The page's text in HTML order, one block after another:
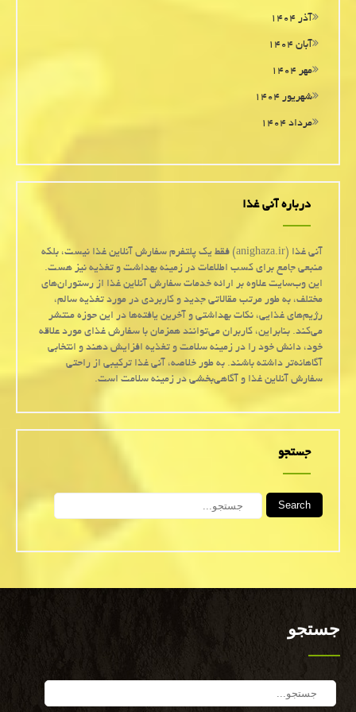
آذر ۱۴۰۴
آبان ۱۴۰۴
مهر ۱۴۰۴
شهریور ۱۴۰۴
مرداد ۱۴۰۴
درباره آنی غذا
آنی غذا (anighaza.ir) فقط یک پلتفرم سفارش آنلاین غذا نیست، بلکه
منبعی جامع برای کسب اطلاعات در زمینه بهداشت و تغذیه نیز هست.
این وب‌سایت علاوه بر ارائه خدمات سفارش آنلاین غذا از رستوران‌های
مختلف، به طور مرتب مقالاتی جدید و کاربردی در مورد تغذیه سالم،
رژیم‌های غذایی، نکات بهداشتی و آخرین یافته‌ها در این حوزه منتشر
می‌کند. بنابراین، کاربران می‌توانند همزمان با سفارش غذای مورد علاقه
خود، دانش خود را در زمینه سلامت و تغذیه افزایش دهند و انتخابی
آگاهانه‌تر داشته باشند. به طور خلاصه، آنی غذا ترکیبی از راحتی
سفارش آنلاین غذا و آگاهی‌بخشی در زمینه سلامت است.
جستجو
Search
جستجو